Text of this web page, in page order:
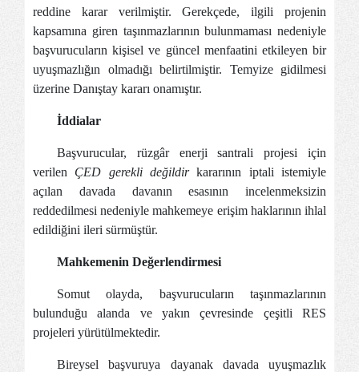
reddine karar verilmiştir. Gerekçede, ilgili projenin
kapsamına giren taşınmazlarının bulunmaması nedeniyle
başvurucuların kişisel ve güncel menfaatini etkileyen bir
uyuşmazlığın olmadığı belirtilmiştir. Temyize gidilmesi
üzerine Danıştay kararı onamıştır.
İddialar
Başvurucular, rüzgâr enerji santrali projesi için
verilen ÇED gerekli değildirkararının iptali istemiyle
açılan davada davanın esasının incelenmeksizin
reddedilmesi nedeniyle mahkemeye erişim haklarının ihlal
edildiğini ileri sürmüştür.
Mahkemenin Değerlendirmesi
Somut olayda, başvurucuların taşınmazlarının
bulunduğu alanda ve yakın çevresinde çeşitli RES
projeleri yürütülmektedir.
Bireysel başvuruya dayanak davada uyuşmazlık